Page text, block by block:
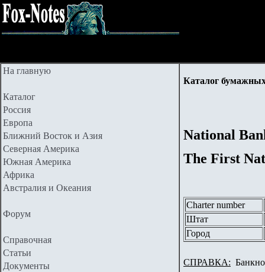
На главную
Каталог
Россия
Европа
Ближний Восток и Азия
Северная Америка
Южная Америка
Африка
Австралия и Океания
Форум
Справочная
Статьи
Документы
Каталог
National
The First
Charter number
Штат
Город
СПРАВКА: